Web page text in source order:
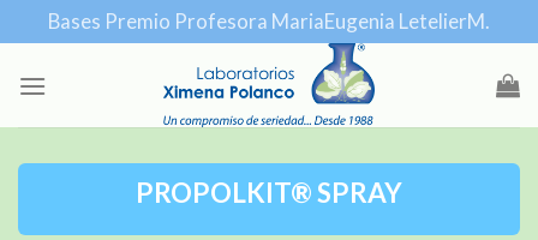
to
content
Bases Premio Profesora MariaEugenia LetelierM.
PROPOLKIT® SPRAY